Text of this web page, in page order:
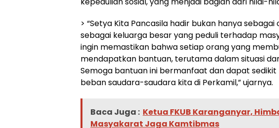
> “Setya Kita Pancasila hadir bukan hanya
sebagai keluarga besar yang peduli terhadap
ingin memastikan bahwa setiap orang yang
mendapatkan bantuan, terutama dalam situasi
Semoga bantuan ini bermanfaat dan dapat
beban saudara-saudara kita di Perkamil,” ujarnya.
Baca Juga : Ketua FKUB Karanganyar,
Masyakarat Jaga Kamtibmas